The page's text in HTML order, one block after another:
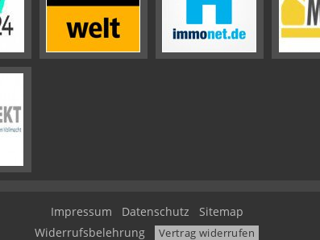
Impressum Datenschutz
Sitemap
Widerrufsbelehrung
Vertrag widerrufen